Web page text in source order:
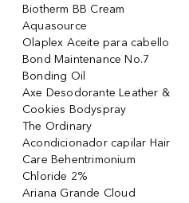
Biotherm BB Cream
Aquasource
Olaplex Aceite para cabello
Bond Maintenance No.7
Bonding Oil
Axe Desodorante Leather &
Cookies Bodyspray
The Ordinary
Acondicionador capilar Hair
Care Behentrimonium
Chloride 2%
Ariana Grande Cloud